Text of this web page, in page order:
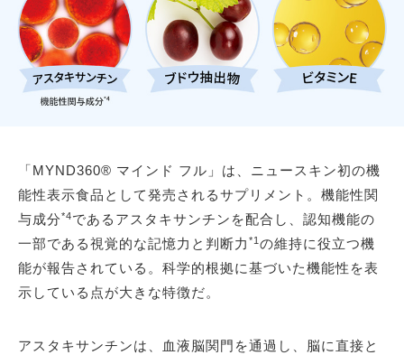
「MYND360® マインド フル」は、ニュースキン初の機
能性表示食品として発売されるサプリメント。機能性関
与成分*4であるアスタキサンチンを配合し、認知機能の
一部である視覚的な記憶力と判断力 *1 の維持に役立つ機
能が報告されている。科学的根拠に基づいた機能性を表
示している点が大きな特徴だ。
アスタキサンチンは、血液脳関門を通過し、脳に直接と